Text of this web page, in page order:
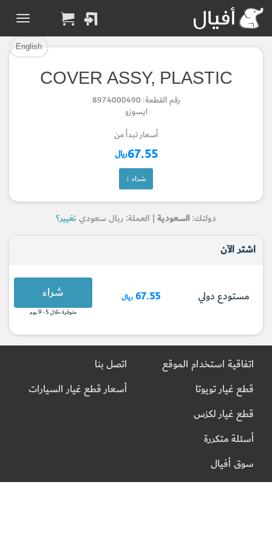
English
COVER ASSY, PLASTIC
رقم القطعة: 8974000490
ايسوزو
أسعار تبدأ من
67.55ريال
شراء ↓
دولتك: السعودية | العملة: ريال سعوديتغيير؟
اشتر الآن
مستودع دولي 67.55 ريال شراء
متوفرة خلال 5 - 9 يوم
تم إضافة القطعة بنجاح.
الرجوع لصفحة البحث
Part Successfully
Selected
Return to Search Page
تم إضافة القطعة للسلة بنجاح.
إتمام عملية الشراء
Part Added to Cart
Checkout
اتفاقية استخدام الموقع
قطع غيار تويوتا
قطع غيار لكزس
أسئلة متكررة
سوق أفيال
اتصل بنا
أسعار قطع غيار السيارات